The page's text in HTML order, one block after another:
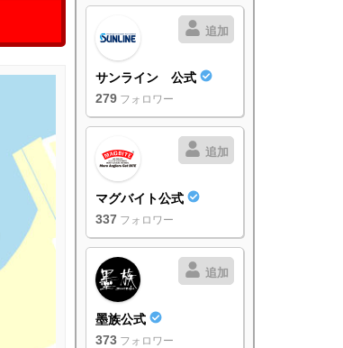
追加
サンライン 公式
279 フォロワー
追加
マグバイト公式
337 フォロワー
追加
墨族公式
373 フォロワー